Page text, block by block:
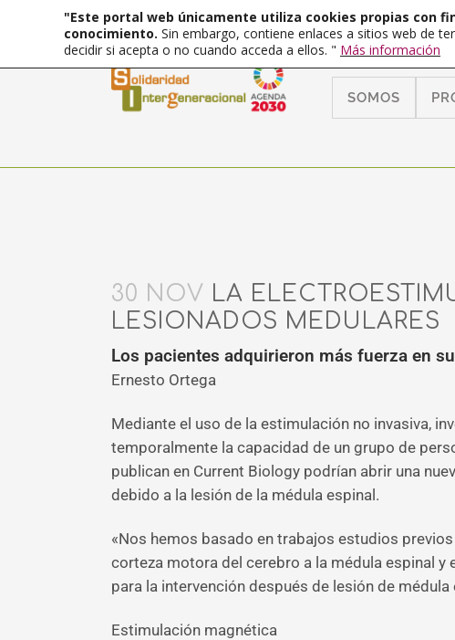
SOMOS
30 NOV LA
LESIONADOS MEDULARES
Los pacientes adquirieron más fuerza en
Ernesto Ortega
Mediante el uso de la estimulación no invasiva,
temporalmente la capacidad de un grupo de
publican en Current Biology podrían abrir una
debido a la lesión de la médula espinal.
«Nos hemos basado en trabajos estudios
corteza motora del cerebro a la médula espinal
para la intervención después de lesión de
Estimulación magnética
"Este portal web únicamente utiliza cookies propias con
conocimiento. Sin embargo, contiene enlaces a sitios web de
decidir si acepta o no cuando acceda a ellos. " Más información